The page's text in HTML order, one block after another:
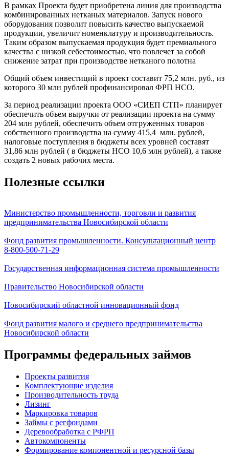
В рамках Проекта будет приобретена линия для производства
комбинированных нетканых материалов. Запуск нового
оборудования позволит повысить качество выпускаемой
продукции, увеличит номенклатуру и производительность.
Таким образом выпускаемая продукция будет премиального
качества с низкой себестоимостью, что повлечет за собой
снижение затрат при производстве нетканого полотна
Общий объем инвестиций в проект составит 75,2 млн. руб., из
которого 30 млн рублей профинансировал ФРП НСО.
За период реализации проекта ООО «СИЕП СТП» планирует
обеспечить объем выручки от реализации проекта на сумму
204 млн рублей, обеспечить объем отгруженных товаров
собственного производства на сумму 415,4 млн. рублей,
налоговые поступления в бюджеты всех уровней составят
31,86 млн рублей ( в бюджеты НСО 10,6 млн рублей), а также
создать 2 новых рабочих места.
Полезные ссылки
Министерство промышленности, торговли и развития
предпринимательства Новосибирской области
Фонд развития промышленности. Консультационный центр
8-800-500-71-29
Государственная информационная система промышленности
Правительство Новосибирской области
Новосибирский областной инновационный фонд
Фонд развития малого и среднего предпринимательства
Новосибирской области
Программы федеральных займов
Проекты развития
Комплектующие изделия
Производительность труда
Лизинг
Маркировка товаров
Займы с регфондами
Деревообработка с РФРП
Автокомпоненты
Формирование компонентной и ресурсной базы